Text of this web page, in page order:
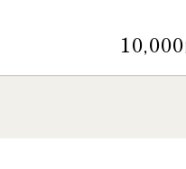
10,000